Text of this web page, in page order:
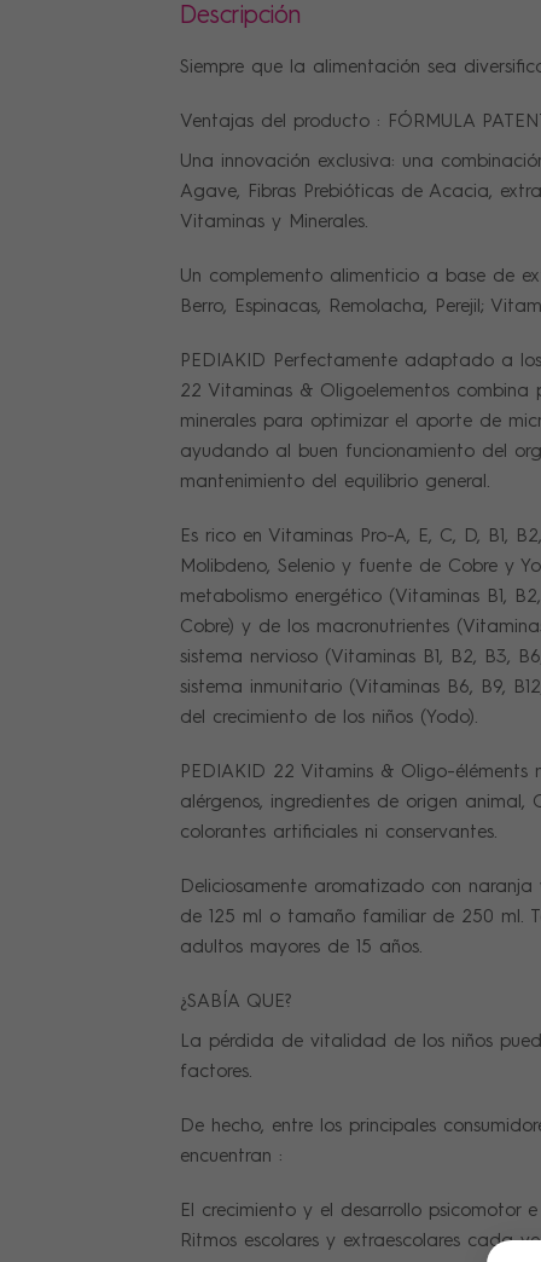
Descripción
Siempre que la alimentación sea
Ventajas del producto : FÓRMULA
Una innovación exclusiva: una
Agave, Fibras Prebióticas de Acacia,
Vitaminas y Minerales.
Un complemento alimenticio a base de
Berro, Espinacas, Remolacha, Perejil;
PEDIAKID Perfectamente adaptado a
22 Vitaminas & Oligoelementos combina
minerales para optimizar el aporte de
ayudando al buen funcionamiento del
mantenimiento del equilibrio general.
Es rico en Vitaminas Pro-A, E, C, D, B1,
Molibdeno, Selenio y fuente de Cobre y
metabolismo energético (Vitaminas B1,
Cobre) y de los macronutrientes
sistema nervioso (Vitaminas B1, B2, B3,
sistema inmunitario (Vitaminas B6, B9,
del crecimiento de los niños (Yodo).
PEDIAKID 22 Vitamins & Oligo-éléments
alérgenos, ingredientes de origen animal,
colorantes artificiales ni conservantes.
Deliciosamente aromatizado con
de 125 ml o tamaño familiar de 250 ml.
adultos mayores de 15 años.
¿SABÍA QUE?
La pérdida de vitalidad de los niños
factores.
De hecho, entre los principales
encuentran :
El crecimiento y el desarrollo psicomotor e
Ritmos escolares y extraescolares cada